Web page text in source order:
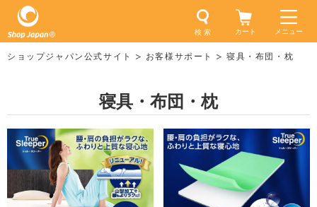
メニュー
検 索 カート
ショップジャパン公式サイト お客様サポート 寝具・布団・枕
寝具・布団・枕